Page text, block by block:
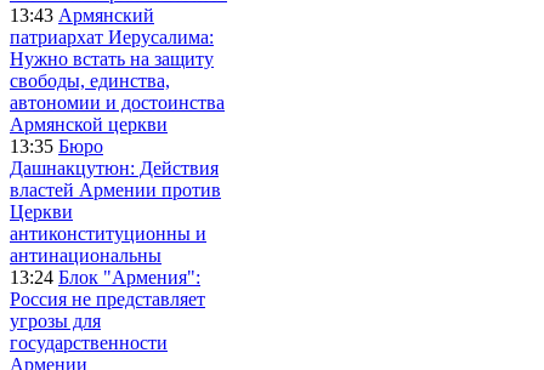
13:43 Армянский
патриархат Иерусалима:
Нужно встать на защиту
свободы, единства,
автономии и достоинства
Армянской церкви
13:35 Бюро
Дашнакцутюн: Действия
властей Армении против
Церкви
антиконституционны и
антинациональны
13:24 Блок "Армения":
Россия не представляет
угрозы для
государственности
Армении